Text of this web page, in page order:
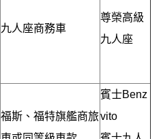
九人座商務車
尊榮高級
九人座
福斯、福特旗艦商旅
賓士Benz
vito